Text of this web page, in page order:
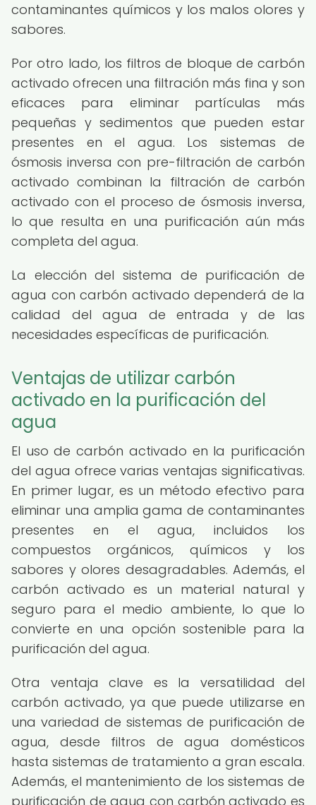
contaminantes químicos y los malos olores y
sabores.
Por otro lado, los filtros de bloque de carbón
activado ofrecen una filtración más fina y son
eficaces para eliminar partículas más
pequeñas y sedimentos que pueden estar
presentes en el agua. Los sistemas de
ósmosis inversa con pre-filtración de carbón
activado combinan la filtración de carbón
activado con el proceso de ósmosis inversa,
lo que resulta en una purificación aún más
completa del agua.
La elección del sistema de purificación de
agua con carbón activado dependerá de la
calidad del agua de entrada y de las
necesidades específicas de purificación.
Ventajas de utilizar carbón
activado en la purificación del
agua
El uso de carbón activado en la purificación
del agua ofrece varias ventajas significativas.
En primer lugar, es un método efectivo para
eliminar una amplia gama de contaminantes
presentes en el agua, incluidos los
compuestos orgánicos, químicos y los
sabores y olores desagradables. Además, el
carbón activado es un material natural y
seguro para el medio ambiente, lo que lo
convierte en una opción sostenible para la
purificación del agua.
Otra ventaja clave es la versatilidad del
carbón activado, ya que puede utilizarse en
una variedad de sistemas de purificación de
agua, desde filtros de agua domésticos
hasta sistemas de tratamiento a gran escala.
Además, el mantenimiento de los sistemas de
purificación de agua con carbón activado es